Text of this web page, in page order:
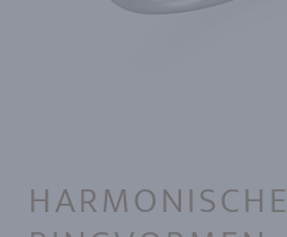
HARMONISCHE